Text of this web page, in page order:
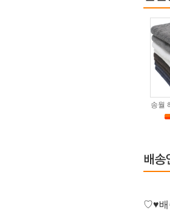
송월
♡♥배